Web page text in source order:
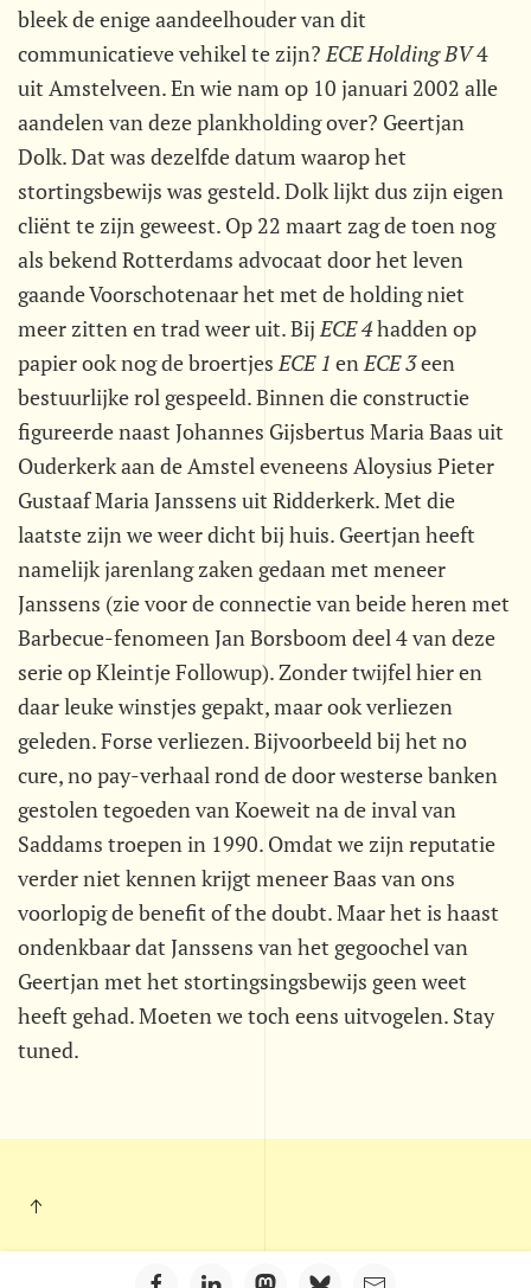
bleek de enige aandeelhouder van dit
communicatieve vehikel te zijn?ECE Holding BV4
uit Amstelveen. En wie nam op 10 januari 2002 alle
aandelen van deze plankholding over? Geertjan
Dolk. Dat was dezelfde datum waarop het
stortingsbewijs was gesteld. Dolk lijkt dus zijn eigen
cliënt te zijn geweest. Op 22 maart zag de toen nog
als bekend Rotterdams advocaat door het leven
gaande Voorschotenaar het met de holding niet
meer zitten en trad weer uit. BijECE 4hadden op
papier ook nog de broertjesECE 1 enECE 3een
bestuurlijke rol gespeeld. Binnen die constructie
figureerde naast Johannes Gijsbertus Maria Baas uit
Ouderkerk aan de Amstel eveneens Aloysius Pieter
Gustaaf Maria Janssens uit Ridderkerk. Met die
laatste zijn we weer dicht bij huis. Geertjan heeft
namelijk jarenlang zaken gedaan met meneer
Janssens (zie voor de connectie van beide heren met
Barbecue-fenomeen Jan Borsboom deel 4 van deze
serie op Kleintje Followup). Zonder twijfel hier en
daar leuke winstjes gepakt, maar ook verliezen
geleden. Forse verliezen. Bijvoorbeeld bij het no
cure, no pay-verhaal rond de door westerse banken
gestolen tegoeden van Koeweit na de inval van
Saddams troepen in 1990. Omdat we zijn reputatie
verder niet kennen krijgt meneer Baas van ons
voorlopig de benefit of the doubt. Maar het is haast
ondenkbaar dat Janssens van het gegoochel van
Geertjan met het stortingsingsbewijs geen weet
heeft gehad. Moeten we toch eens uitvogelen. Stay
tuned.